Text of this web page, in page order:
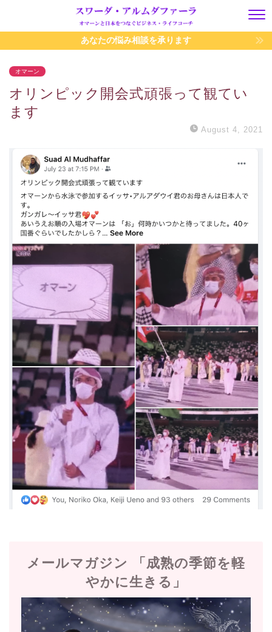
あなたの悩み相談を承ります
オマーン
オリンピック開会式頑張って観てい
ます
August 4, 2021
メールマガジン 「成熟の季節を軽
やかに生きる」